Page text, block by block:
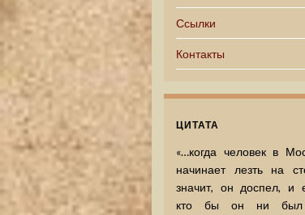
Ссылки
Контакты
ЦИТАТА
«…когда человек в
начинает лезть на
значит, он доспел, и
кто бы он ни